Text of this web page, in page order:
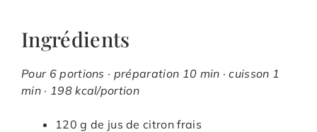
Ingrédients
Pour 6 portions · préparation 10 min · cuisson 1
min · 198 kcal/portion
120 g de jus de citron frais